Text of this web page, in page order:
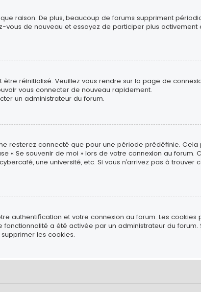
raison. De plus, beaucoup de forums suppriment
de nouveau et essayez de participer plus activement
réinitialisé. Veuillez vous rendre sur la page de
vous connecter de nouveau rapidement.
un administrateur du forum.
resterez connecté que pour une période prédéfinie. Cela
« Se souvenir de moi » lors de votre connexion au forum.
une université, etc. Si vous n’arrivez pas à trouver
authentification et votre connexion au forum. Les cookies
a été activée par un administrateur du forum.
les cookies.